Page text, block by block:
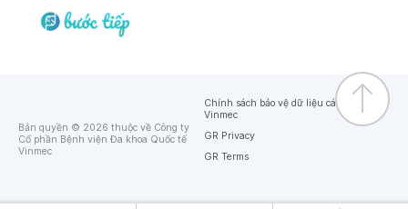
Bản quyền © 2026 thuộc về Công ty
Cổ phần Bệnh viện Đa khoa Quốc tế
Vinmec
Chính sách bảo vệ dữ liệu cá nhân của
Vinmec
GR Privacy
GR Terms